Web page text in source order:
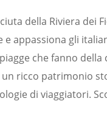
della Riviera dei
e appassiona gli
che fanno
ricco patrimonio
di viaggiatori.